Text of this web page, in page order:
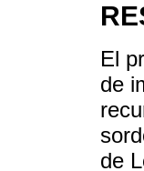
El
de
de